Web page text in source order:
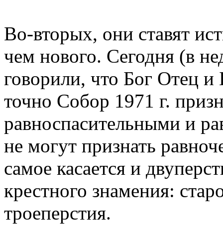
Во-вторых, они ставят
чем нового. Сегодня (в
говорили, что Бог Отец
точно Собор 1971 г.
равноспасительными и
не могут признать
самое касается и
крестного знамения:
троеперстия.